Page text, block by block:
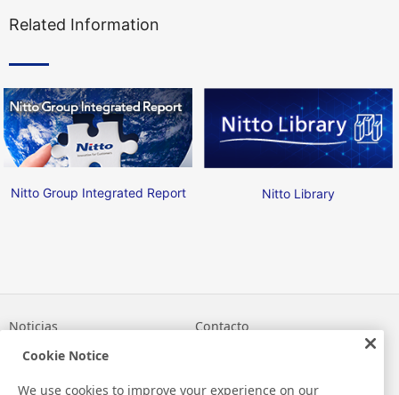
Related Information
Nitto Group Integrated Report Nitto Library
Noticias
Contacto
Cookie Notice
We use cookies to improve your experience on our